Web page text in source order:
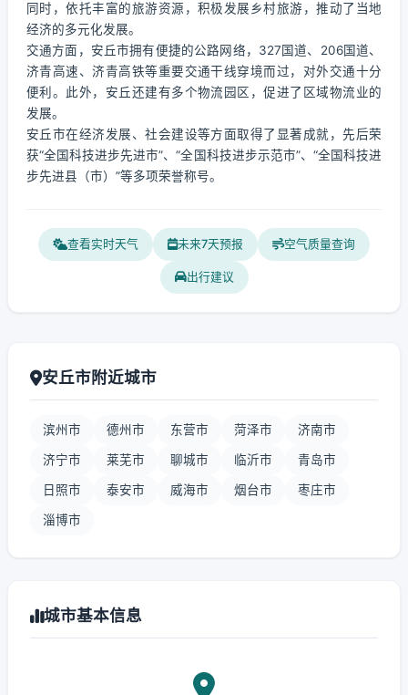
同时，依托丰富的旅游资源，积极发展乡村旅游，推动了当地
经济的多元化发展。
交通方面，安丘市拥有便捷的公路网络，327国道、206国道、
济青高速、济青高铁等重要交通干线穿境而过，对外交通十分
便利。此外，安丘还建有多个物流园区，促进了区域物流业的
发展。
安丘市在经济发展、社会建设等方面取得了显著成就，先后荣
获“全国科技进步先进市”、“全国科技进步示范市”、“全国科技进
步先进县（市）”等多项荣誉称号。
查看实时天气 未来7天预报 空气质量查询
出行建议
安丘市附近城市
滨州市 德州市 东营市 菏泽市 济南市
济宁市 莱芜市 聊城市 临沂市 青岛市
日照市 泰安市 威海市 烟台市 枣庄市
淄博市
城市基本信息